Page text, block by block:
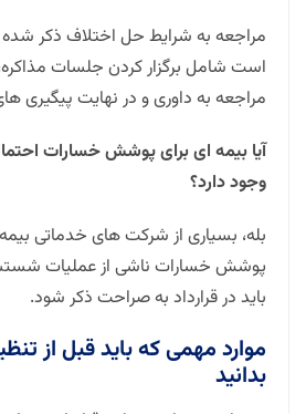
مراجعه به شرایط حل اختلاف ذکر شده
است شامل برگزار کردن جلسات
مراجعه به داوری و در نهایت پیگیری
آیا بیمه ای برای پوشش خسارات
وجود دارد؟
بله، بسیاری از شرکت های خدماتی
پوشش خسارات ناشی از عملیات
باید در قرارداد به صراحت ذکر شود.
موارد مهمی که باید قبل از
بدانید